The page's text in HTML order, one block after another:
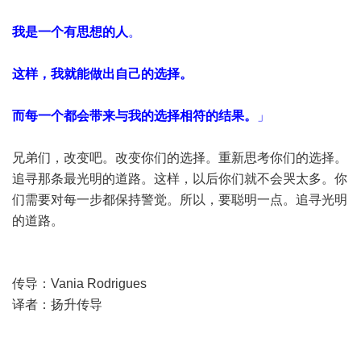
我是一个有思想的人 。
这样，我就能做出自己的选择。
而每一个都会带来与我的选择相符的结果。 」
兄弟们，改变吧。改变你们的选择。重新思考你们的选择。
追寻那条最光明的道路。这样，以后你们就不会哭太多。你
们需要对每一步都保持警觉。所以，要聪明一点。追寻光明
的道路。
传导：Vania Rodrigues
译者：扬升传导